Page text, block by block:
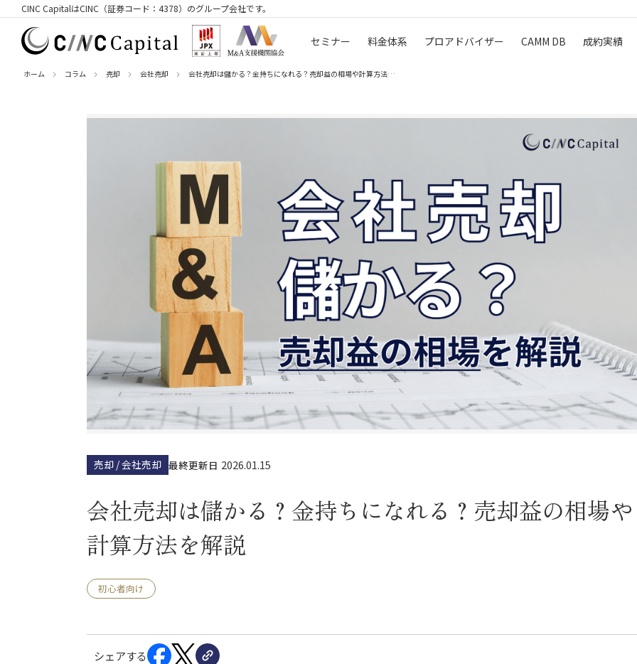
CINC CapitalはCINC（証券コード：4378）のグループ会社です。
セミナー 料金体系 プロアドバイザー CAMM DB 成約実績
ホーム コラム 売却 会社売却 会社売却は儲かる？金持ちになれる？売却益の相場や計算方法を解…
売却 / 会社売却 最終更新日 2026.01.15
会社売却は儲かる？金持ちになれる？売却益の相場や
計算方法を解説
初心者向け
シェアする